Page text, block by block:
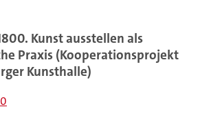
Kunst ausstellen als
Praxis (Kooperationsprojekt
Kunsthalle)